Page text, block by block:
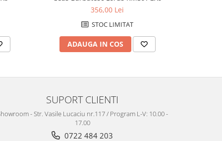
356,00 Lei
STOC LIMITAT
ADAUGA IN COS
SUPORT CLIENTI
- Str. Vasile Lucaciu nr.117 / Program L-V: 10.00 -
17.00
0722 484 203